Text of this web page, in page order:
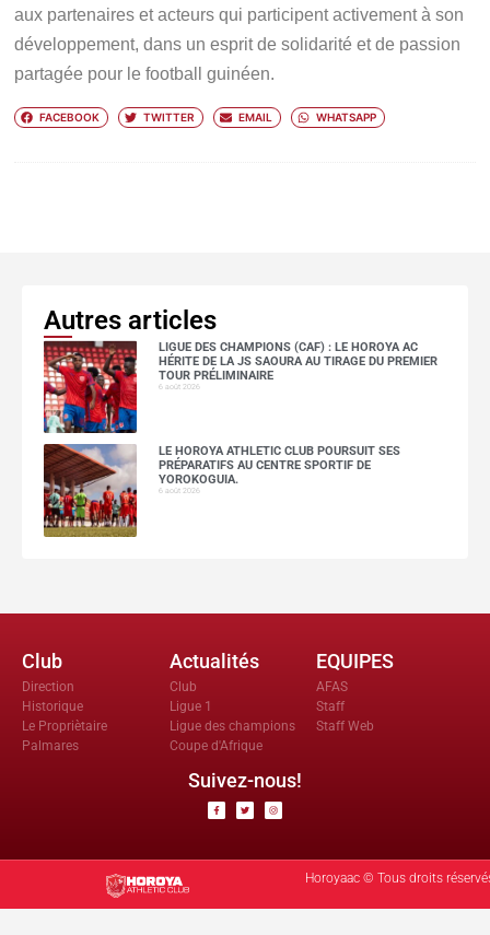
aux partenaires et acteurs qui participent activement à son
développement, dans un esprit de solidarité et de passion
partagée pour le football guinéen.
FACEBOOK TWITTER EMAIL WHATSAPP
Autres articles
LIGUE DES CHAMPIONS (CAF) : LE HOROYA AC
HÉRITE DE LA JS SAOURA AU TIRAGE DU PREMIER
TOUR PRÉLIMINAIRE
6 août 2026
LE HOROYA ATHLETIC CLUB POURSUIT SES
PRÉPARATIFS AU CENTRE SPORTIF DE
YOROKOGUIA.
6 août 2026
Club
Direction
Historique
Le Propriètaire
Palmares
Actualités
Club
Ligue 1
Ligue des champions
Coupe d'Afrique
EQUIPES
AFAS
Staff
Staff Web
Suivez-nous!
Horoyaac © Tous droits